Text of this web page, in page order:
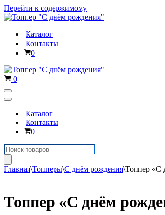
Перейти к содержимому
Каталог
Контакты
Корзина
0
Корзина
0
Меню
навигации
Меню
навигацииКаталог
Контакты
Корзина
0
Поиск
товаров
Главная\Топперы\С днём рождения\Топпер «С
Топпер «С днём